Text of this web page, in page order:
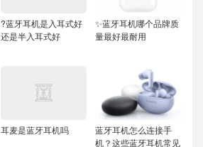
?蓝牙耳机是入耳式好
还是半入耳式好
✨蓝牙耳机哪个品牌质
量最好最耐用
耳麦是蓝牙耳机吗
蓝牙耳机怎么连接手
机？这些蓝牙耳机常见